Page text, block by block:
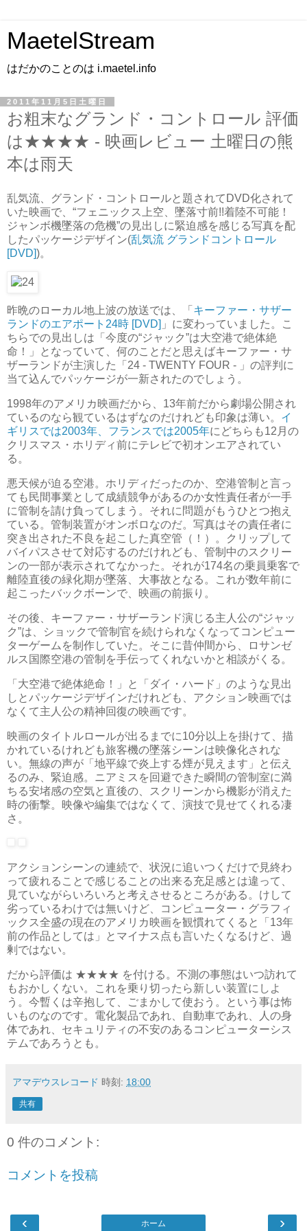
MaetelStream
はだかのことのは i.maetel.info
2011年11月5日土曜日
お粗末なグランド・コントロール 評価
は★★★★ - 映画レビュー 土曜日の熊
本は雨天
乱気流、グランド・コントロールと題されてDVD化されて
いた映画で、“フェニックス上空、墜落寸前!!着陸不可能！
ジャンボ機墜落の危機”の見出しに緊迫感を感じる写真を配
したパッケージデザイン(乱気流 グランドコントロール
[DVD])。
昨晩のローカル地上波の放送では、「 キーファー・サザー
ランドのエアポート24時 [DVD] 」に変わっていました。こ
ちらでの見出しは「今度の“ジャック”は大空港で絶体絶
命！」となっていて、何のことだと思えばキーファー・サ
ザーランドが主演した「24 - TWENTY FOUR - 」の評判に
当て込んでパッケージが一新されたのでしょう。
1998年のアメリカ映画だから、13年前だから劇場公開され
ているのなら観ているはずなのだけれども印象は薄い。 イ
ギリスでは2003年、フランスでは2005年にどちらも12月の
クリスマス・ホリディ前にテレビで初オンエアされてい
る。
悪天候が迫る空港。ホリディだったのか、空港管制と言っ
ても民間事業として成績競争があるのか女性責任者が一手
に管制を請け負ってしまう。それに問題がもうひとつ抱え
ている。管制装置がオンボロなのだ。写真はその責任者に
突き出された不良を起こした真空管（！）。クリップして
バイパスさせて対応するのだけれども、管制中のスクリー
ンの一部が表示されてなかった。それが174名の乗員乗客で
離陸直後の緑化期が墜落、大事故となる。これが数年前に
起こったバックボーンで、映画の前振り。
その後、キーファー・サザーランド演じる主人公の“ジャッ
ク”は、ショックで管制官を続けられなくなってコンピュー
ターゲームを制作していた。そこに昔仲間から、ロサンゼ
ルス国際空港の管制を手伝ってくれないかと相談がくる。
「大空港で絶体絶命！」と「ダイ・ハード」のような見出
しとパッケージデザインだけれども、アクション映画では
なくて主人公の精神回復の映画です。
映画のタイトルロールが出るまでに10分以上を掛けて、描
かれているけれども旅客機の墜落シーンは映像化されな
い。無線の声が「地平線で炎上する煙が見えます」と伝え
るのみ、緊迫感。ニアミスを回避できた瞬間の管制室に満
ちる安堵感の空気と直後の、スクリーンから機影が消えた
時の衝撃。映像や編集ではなくて、演技で見せてくれる凄
さ。
アクションシーンの連続で、状況に追いつくだけで見終わ
って疲れることで感じることの出来る充足感とは違って、
見ていながらいろいろと考えさせるところがある。けして
劣っているわけでは無いけど、コンピューター・グラフィ
ックス全盛の現在のアメリカ映画を観慣れてくると「13年
前の作品としては」とマイナス点も言いたくなるけど、過
剰ではない。
だから評価は ★★★★ を付ける。不測の事態はいつ訪れて
もおかしくない。これを乗り切ったら新しい装置にしよ
う。今暫くは辛抱して、ごまかして使おう。という事は怖
いものなのです。電化製品であれ、自動車であれ、人の身
体であれ、セキュリティの不安のあるコンピューターシス
テムであろうとも。
アマデウスレコード 時刻: 18:00
共有
0 件のコメント:
コメントを投稿
‹ ›
ホーム